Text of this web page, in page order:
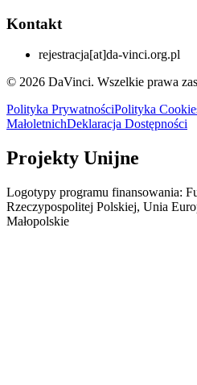
Kontakt
rejestracja[at]da-vinci.org.pl
© 2026 DaVinci. Wszelkie prawa
Polityka PrywatnościPolityka
MałoletnichDeklaracja Dostępności
Projekty Unijne
Logotypy programu finansowania:
Rzeczypospolitej Polskiej, Unia
Małopolskie